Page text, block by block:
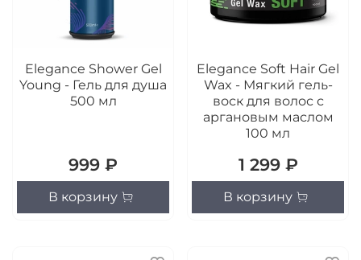
Elegance Shower Gel
Young - Гель для душа
500 мл
999 ₽
В корзину
Elegance Soft Hair Gel
Wax - Мягкий гель-
воск для волос с
аргановым маслом
100 мл
1 299 ₽
В корзину